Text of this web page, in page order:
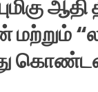
மற்றும்